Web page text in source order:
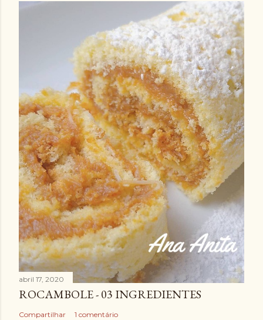
abril 17, 2020
ROCAMBOLE - 03 INGREDIENTES
Compartilhar 1 comentário